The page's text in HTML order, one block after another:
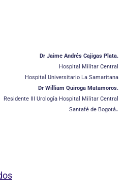
Dr Jaime Andrés Cajigas Plata.
Hospital Militar Central
Hospital Universitario La Samaritana
Dr William Quiroga Matamoros.
Residente III Urología Hospital Militar Central
Santafé de Bogotá.